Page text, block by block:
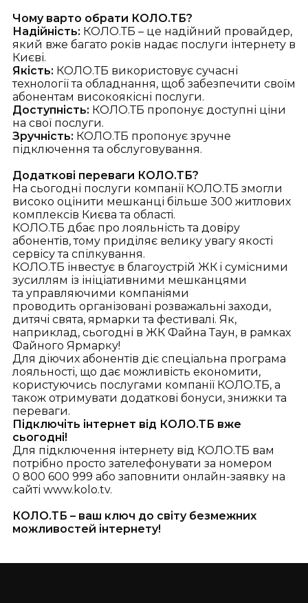
Чому варто обрати КОЛО.ТБ?
Надійність: КОЛО.ТБ – це надійний провайдер,
який вже багато років надає послуги інтернету в
Києві.
Якість: КОЛО.ТБ використовує сучасні
технології та обладнання, щоб забезпечити своїм
абонентам високоякісні послуги.
Доступність: КОЛО.ТБ пропонує доступні ціни
на свої послуги.
Зручність: КОЛО.ТБ пропонує зручне
підключення та обслуговування.
Додаткові переваги КОЛО.ТБ?
На сьогодні послуги компанії КОЛО.ТБ змогли
високо оцінити мешканці більше 300 житлових
комплексів Києва та областi.
КОЛО.ТБ дбає про лояльність та довіру
абонентів,тому приділяє велику увагу якості
сервісу та спілкування.
КОЛО.ТБ інвестує в благоустрій ЖК i сумісними
зусиллям із ініціативними мешканцями
та управляючими компанiями
проводить організовані розважальнi заходи,
дитячi свята, ярмарки та фестивалі. Як,
наприклад, сьогодні в ЖК Файна Таун, в рамках
Файного Ярмарку!
Для діючих абонентів діє спеціальна програма
лояльності, що дає можливість економити,
користуючись послугами компанії КОЛО.ТБ, а
також отримувати додаткові бонуси, знижки та
переваги.
Підключіть інтернет від КОЛО.ТБ вже
сьогодні!
Для підключення інтернету від КОЛО.ТБ вам
потрібно просто зателефонувати за номером
0 800 600 999 або заповнити онлайн-заявку на
сайті www.kolo.tv.
КОЛО.ТБ – ваш ключ до світу безмежних
можливостей інтернету!